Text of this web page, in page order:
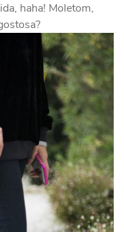
haha! Moletom,